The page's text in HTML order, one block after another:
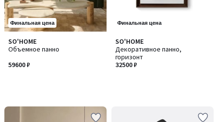
Финальная цена
SO'HOME
Объемное панно
59600 ₽
Финальная цена
SO'HOME
Декоративное панно,
горизонт
32500 ₽